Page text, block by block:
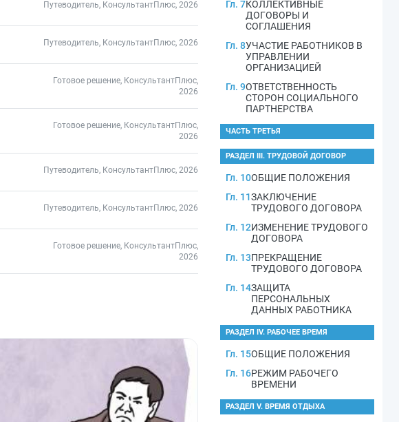
Путеводитель, КонсультантПлюс, 2026
Путеводитель, КонсультантПлюс, 2026
Готовое решение, КонсультантПлюс,
2026
Готовое решение, КонсультантПлюс,
2026
Путеводитель, КонсультантПлюс, 2026
Путеводитель, КонсультантПлюс, 2026
Готовое решение, КонсультантПлюс,
2026
Гл. 7КОЛЛЕКТИВНЫЕ
ДОГОВОРЫ И
СОГЛАШЕНИЯ
Гл. 8УЧАСТИЕ РАБОТНИКОВ В
УПРАВЛЕНИИ
ОРГАНИЗАЦИЕЙ
Гл. 9ОТВЕТСТВЕННОСТЬ
СТОРОН СОЦИАЛЬНОГО
ПАРТНЕРСТВА
ЧАСТЬ ТРЕТЬЯ
РАЗДЕЛ III. ТРУДОВОЙ ДОГОВОР
Гл. 10ОБЩИЕ ПОЛОЖЕНИЯ
Гл. 11ЗАКЛЮЧЕНИЕ
ТРУДОВОГО ДОГОВОРА
Гл. 12ИЗМЕНЕНИЕ ТРУДОВОГО
ДОГОВОРА
Гл. 13ПРЕКРАЩЕНИЕ
ТРУДОВОГО ДОГОВОРА
Гл. 14ЗАЩИТА
ПЕРСОНАЛЬНЫХ
ДАННЫХ РАБОТНИКА
РАЗДЕЛ IV. РАБОЧЕЕ ВРЕМЯ
Гл. 15ОБЩИЕ ПОЛОЖЕНИЯ
Гл. 16РЕЖИМ РАБОЧЕГО
ВРЕМЕНИ
РАЗДЕЛ V. ВРЕМЯ ОТДЫХА